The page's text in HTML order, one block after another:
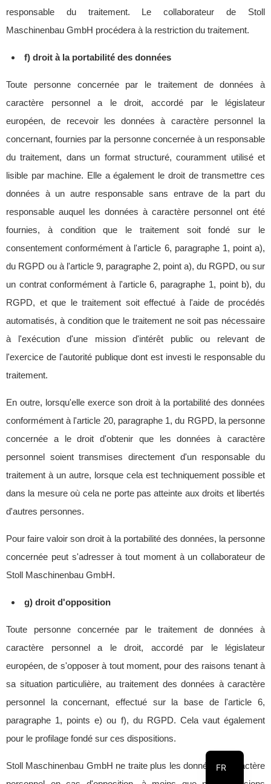
responsable du traitement. Le collaborateur de Stoll
Maschinenbau GmbH procédera à la restriction du traitement.
f) droit à la portabilité des données
Toute personne concernée par le traitement de données à
caractère personnel a le droit, accordé par le législateur
européen, de recevoir les données à caractère personnel la
concernant, fournies par la personne concernée à un responsable
du traitement, dans un format structuré, couramment utilisé et
lisible par machine. Elle a également le droit de transmettre ces
données à un autre responsable sans entrave de la part du
responsable auquel les données à caractère personnel ont été
fournies, à condition que le traitement soit fondé sur le
consentement conformément à l'article 6, paragraphe 1, point a),
du RGPD ou à l'article 9, paragraphe 2, point a), du RGPD, ou sur
un contrat conformément à l'article 6, paragraphe 1, point b), du
RGPD, et que le traitement soit effectué à l'aide de procédés
automatisés, à condition que le traitement ne soit pas nécessaire
à l'exécution d'une mission d'intérêt public ou relevant de
l'exercice de l'autorité publique dont est investi le responsable du
traitement.
En outre, lorsqu'elle exerce son droit à la portabilité des données
conformément à l'article 20, paragraphe 1, du RGPD, la personne
concernée a le droit d'obtenir que les données à caractère
personnel soient transmises directement d'un responsable du
traitement à un autre, lorsque cela est techniquement possible et
dans la mesure où cela ne porte pas atteinte aux droits et libertés
d'autres personnes.
Pour faire valoir son droit à la portabilité des données, la personne
concernée peut s'adresser à tout moment à un collaborateur de
Stoll Maschinenbau GmbH.
g) droit d'opposition
Toute personne concernée par le traitement de données à
caractère personnel a le droit, accordé par le législateur
européen, de s'opposer à tout moment, pour des raisons tenant à
sa situation particulière, au traitement des données à caractère
personnel la concernant, effectué sur la base de l'article 6,
paragraphe 1, points e) ou f), du RGPD. Cela vaut également
pour le profilage fondé sur ces dispositions.
Stoll Maschinenbau GmbH ne traite plus les données à caractère
FR